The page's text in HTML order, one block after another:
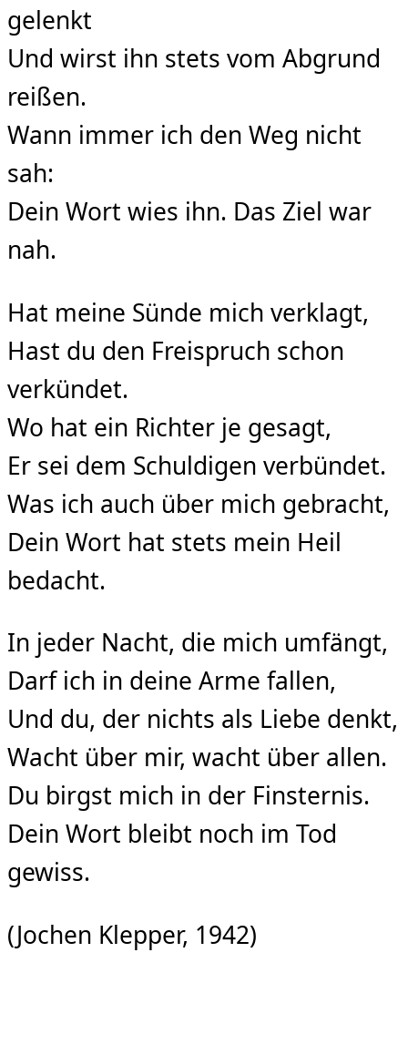
gelenkt
Und wirst ihn stets vom Abgrund
reißen.
Wann immer ich den Weg nicht
sah:
Dein Wort wies ihn. Das Ziel war
nah.
Hat meine Sünde mich verklagt,
Hast du den Freispruch schon
verkündet.
Wo hat ein Richter je gesagt,
Er sei dem Schuldigen verbündet.
Was ich auch über mich gebracht,
Dein Wort hat stets mein Heil
bedacht.
In jeder Nacht, die mich umfängt,
Darf ich in deine Arme fallen,
Und du, der nichts als Liebe denkt,
Wacht über mir, wacht über allen.
Du birgst mich in der Finsternis.
Dein Wort bleibt noch im Tod
gewiss.
(Jochen Klepper, 1942)